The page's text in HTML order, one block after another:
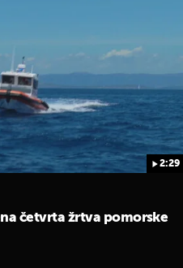
2:29
četvrta žrtva pomorske